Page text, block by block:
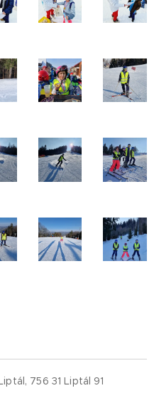
756 31 Liptál 91